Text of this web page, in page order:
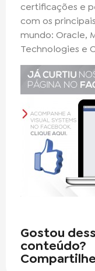
certificações e
com os
mundo: Oracle,
Technologies e
Gostou
conteúdo?